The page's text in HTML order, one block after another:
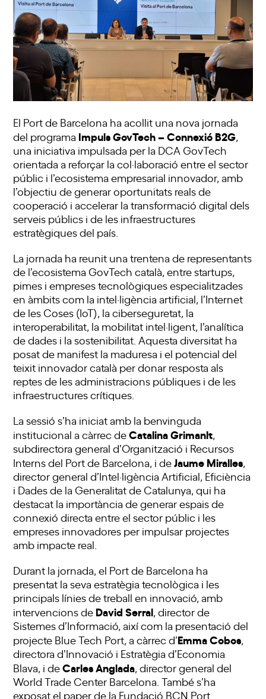
El Port de Barcelona ha acollit una nova jornada
del programa Impuls GovTech – Connexió B2G
una iniciativa impulsada per la DCA GovTech
orientada a reforçar la col·laboració entre el sector
públic i l’ecosistema empresarial innovador, amb
l’objectiu de generar oportunitats reals de
cooperació i accelerar la transformació digital dels
serveis públics i de les infraestructures
estratègiques del país.
La jornada ha reunit una trentena de representants
de l’ecosistema GovTech català, entre startups,
pimes i empreses tecnològiques especialitzades
en àmbits com la intel·ligència artificial, l’Internet
de les Coses (IoT), la ciberseguretat, la
interoperabilitat, la mobilitat intel·ligent, l’analítica
de dades i la sostenibilitat. Aquesta diversitat ha
posat de manifest la maduresa i el potencial del
teixit innovador català per donar resposta als
reptes de les administracions públiques i de les
infraestructures crítiques.
La sessió s’ha iniciat amb la benvinguda
institucional a càrrec deCatalina Grimanlt
subdirectora general d’Organització i Recursos
Interns del Port de Barcelona, i deJaume Miralles
director general d’Intel·ligència Artificial, Eficiència
i Dades de la Generalitat de Catalunya, qui ha
destacat la importància de generar espais de
connexió directa entre el sector públic i les
empreses innovadores per impulsar projectes
amb impacte real.
Durant la jornada, el Port de Barcelona ha
presentat la seva estratègia tecnològica i les
principals línies de treball en innovació, amb
intervencions de David Serral , director de
Sistemes d’Informació, així com la presentació del
projecte Blue Tech Port, a càrrec d’Emma Cobos
directora d’Innovació i Estratègia d’Economia
Blava, i deCarles Anglada , director general del
World Trade Center Barcelona. També s’ha
exposat el paper de la Fundació BCN Port